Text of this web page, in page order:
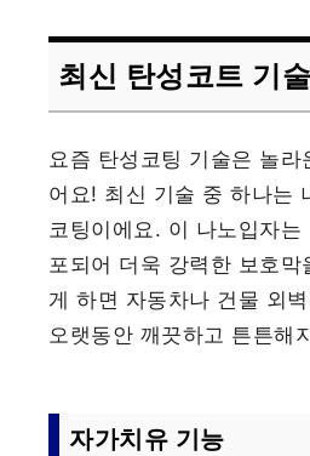
최신 탄성코트 기
요즘 탄성코팅 기술은 놀라
어요! 최신 기술 중 하나는
코팅이에요. 이 나노입자는
포되어 더욱 강력한 보호막
게 하면 자동차나 건물 외
오랫동안 깨끗하고 튼튼해
자가치유 기능